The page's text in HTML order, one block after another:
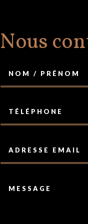
Nous